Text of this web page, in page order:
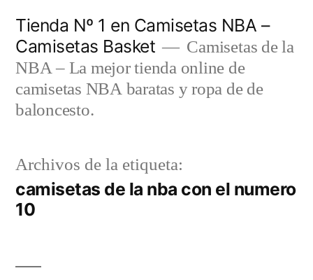
contenido
Tienda Nº 1 en Camisetas NBA –
Camisetas Basket
Camisetas de la
NBA – La mejor tienda online de
camisetas NBA baratas y ropa de de
baloncesto.
Archivos de la etiqueta:
camisetas de la nba con el numero
10